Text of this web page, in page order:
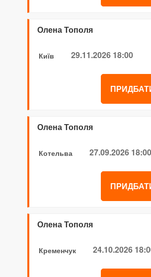
Олена Тополя
Київ 29.11.2026 18:00
Олена Тополя
Котельва 27.09.2026 18:00
Олена Тополя
Кременчук 24.10.2026